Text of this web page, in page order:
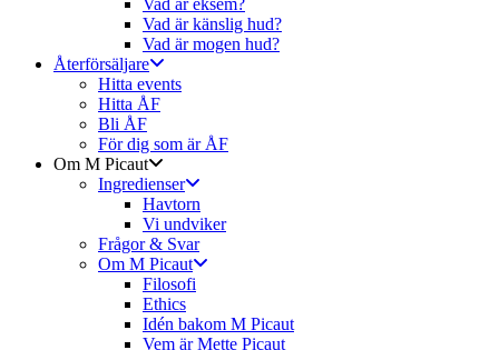
Vad är eksem?
Vad är känslig hud?
Vad är mogen hud?
Återförsäljare
Hitta events
Hitta ÅF
Bli ÅF
För dig som är ÅF
Om M Picaut
Ingredienser
Havtorn
Vi undviker
Frågor & Svar
Om M Picaut
Filosofi
Ethics
Idén bakom M Picaut
Vem är Mette Picaut